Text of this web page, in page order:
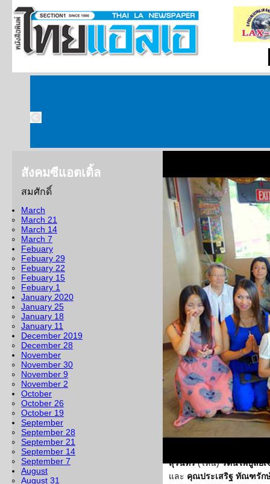
สังคมซีแอตเติ้ล
สมศักดิ์
March
March 21
March 14
March 7
Febuary
Febuary 29
Febuary 22
Febuary 15
Febuary 1
January 2020
January 25
January 18
January 11
December 2019
December 28
November
November 30
November 9
November 2
October
October 26
October 19
September
September 28
September 21
September 14
September 7
August
August 31
สังคมซีแอตเติ้ล 18
หน้าข่าวจากซีแอตเติ้ลฉบั
พฤษภาคม ๒๕๕๖......แม้ต
มาตามที่ได้ประกาศไว้ แต่
พยากรณ์ มีฝนตกลงมาพอเ
และก็เป็นเวลา ซึ่งกลับรู้สึ
ทำให้ต้นไม้ต้นหญ้าก็พลอย
อากาศโดยทั่วไปกำลังเย็น
เวลา........* หลังเสร็จจาก
อาทิตย์ก่อน อาทิตย์นี้ก็จะเ
ถึงวันประสูติ ตรัสรู้และป
ณ ศาลาธรรมโกศาจารย์ วั
นวิลล์........* เห็นหายหน้าห
คุณประเจตน์ วงศ์สวัสดิ์คุณ
ไปช่วยปฏิบัติภารกิจบางอย่
หนึ่ง........* เมื่อวันก่อน...คุ
เดินทางขึ้นมาเยี่ยมเพื่อนที่
ประชุมผู้พิพากษาศาลฎีกาที่
สุรินทร์(ไหน)รัตนไพบูลย์
และ คุณประเสริฐ ทัณฑรัก